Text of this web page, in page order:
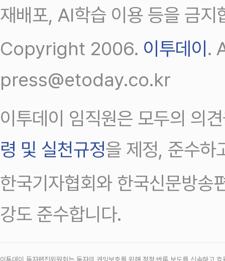
재배포, AI학습 이용 등을 금지
Copyright 2006. 이투데이 .
press@etoday.co.kr
이투데이 임직원은 모두의 의
령 및 실천규정을 제정, 준수하
한국기자협회와 한국신문방송
강도 준수합니다.